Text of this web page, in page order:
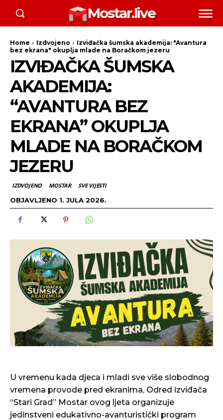
Mostar.live
Home Izdvojeno
Izviđačka šumska akademija: "Avantura
bez ekrana" okuplja mlade na Boračkom jezeru
IZVIĐAČKA ŠUMSKA
AKADEMIJA:
“AVANTURA BEZ
EKRANA” OKUPLJA
MLADE NA BORAČKOM
JEZERU
IZDVOJENO MOSTAR SVE VIJESTI
OBJAVLJENO 1. JULA 2026.
U vremenu kada djeca i mladi sve više slobodnog
vremena provode pred ekranima, Odred izviđača
“Stari Grad” Mostar ovog ljeta organizuje
jedinstveni edukativno-avanturistički program